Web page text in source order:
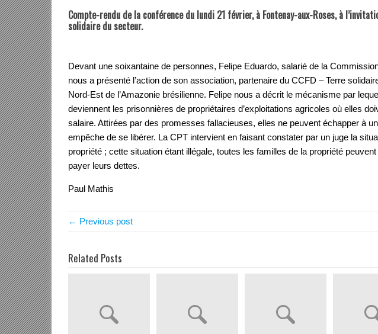
Compte-rendu de la conférence du lundi 21 février, à Fontenay-aux-Roses, à
solidaire du secteur.
Devant une soixantaine de personnes, Felipe Eduardo, salarié de la
nous a présenté l’action de son association, partenaire du CCFD – Terre
Nord-Est de l’Amazonie brésilienne. Felipe nous a décrit le mécanisme par
deviennent les prisonnières de propriétaires d’exploitations agricoles où elles
salaire. Attirées par des promesses fallacieuses, elles ne peuvent échapper à
empêche de se libérer. La CPT intervient en faisant constater par un juge la
propriété ; cette situation étant illégale, toutes les familles de la propriété
payer leurs dettes.
Paul Mathis
← Previous post
Related Posts